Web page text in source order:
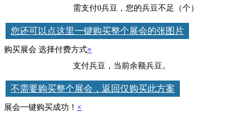
需支付0兵豆，您的兵豆不足（个）
您还可以点这里一键购买整个展会的张图片
购买展会 选择付费方式×
支付兵豆，当前余额兵豆。
不需要购买整个展会，返回仅购买此方案
展会一键购买成功！ ×